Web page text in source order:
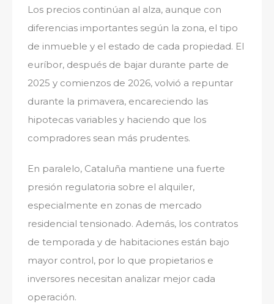
Los precios continúan al alza, aunque con
diferencias importantes según la zona, el tipo
de inmueble y el estado de cada propiedad. El
euríbor, después de bajar durante parte de
2025 y comienzos de 2026, volvió a repuntar
durante la primavera, encareciendo las
hipotecas variables y haciendo que los
compradores sean más prudentes.
En paralelo, Cataluña mantiene una fuerte
presión regulatoria sobre el alquiler,
especialmente en zonas de mercado
residencial tensionado. Además, los contratos
de temporada y de habitaciones están bajo
mayor control, por lo que propietarios e
inversores necesitan analizar mejor cada
operación.